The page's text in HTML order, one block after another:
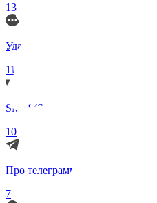
13
Удаленка (Работа)
11
SMM (Social Media)
10
Про телеграмм
7